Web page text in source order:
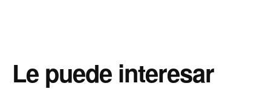
Le puede interesar